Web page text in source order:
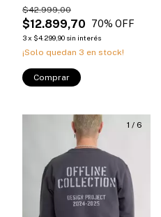
$12.899,70
$42.999,00
70% OFF
3x $4.299,90 sin interés
¡Solo quedan 3 en stock!
Comprar
1 / 6